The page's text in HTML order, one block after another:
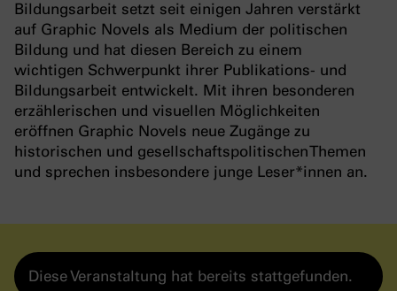
Bildungsarbeit setzt seit einigen Jahren verstärkt
auf Graphic Novels als Medium der politischen
Bildung und hat diesen Bereich zu einem
wichtigen Schwerpunkt ihrer Publikations- und
Bildungsarbeit entwickelt. Mit ihren besonderen
erzählerischen und visuellen Möglichkeiten
eröffnen Graphic Novels neue Zugänge zu
historischen und gesellschaftspolitischen Themen
und sprechen insbesondere junge Leser*innen an.
Diese Veranstaltung hat bereits stattgefunden.